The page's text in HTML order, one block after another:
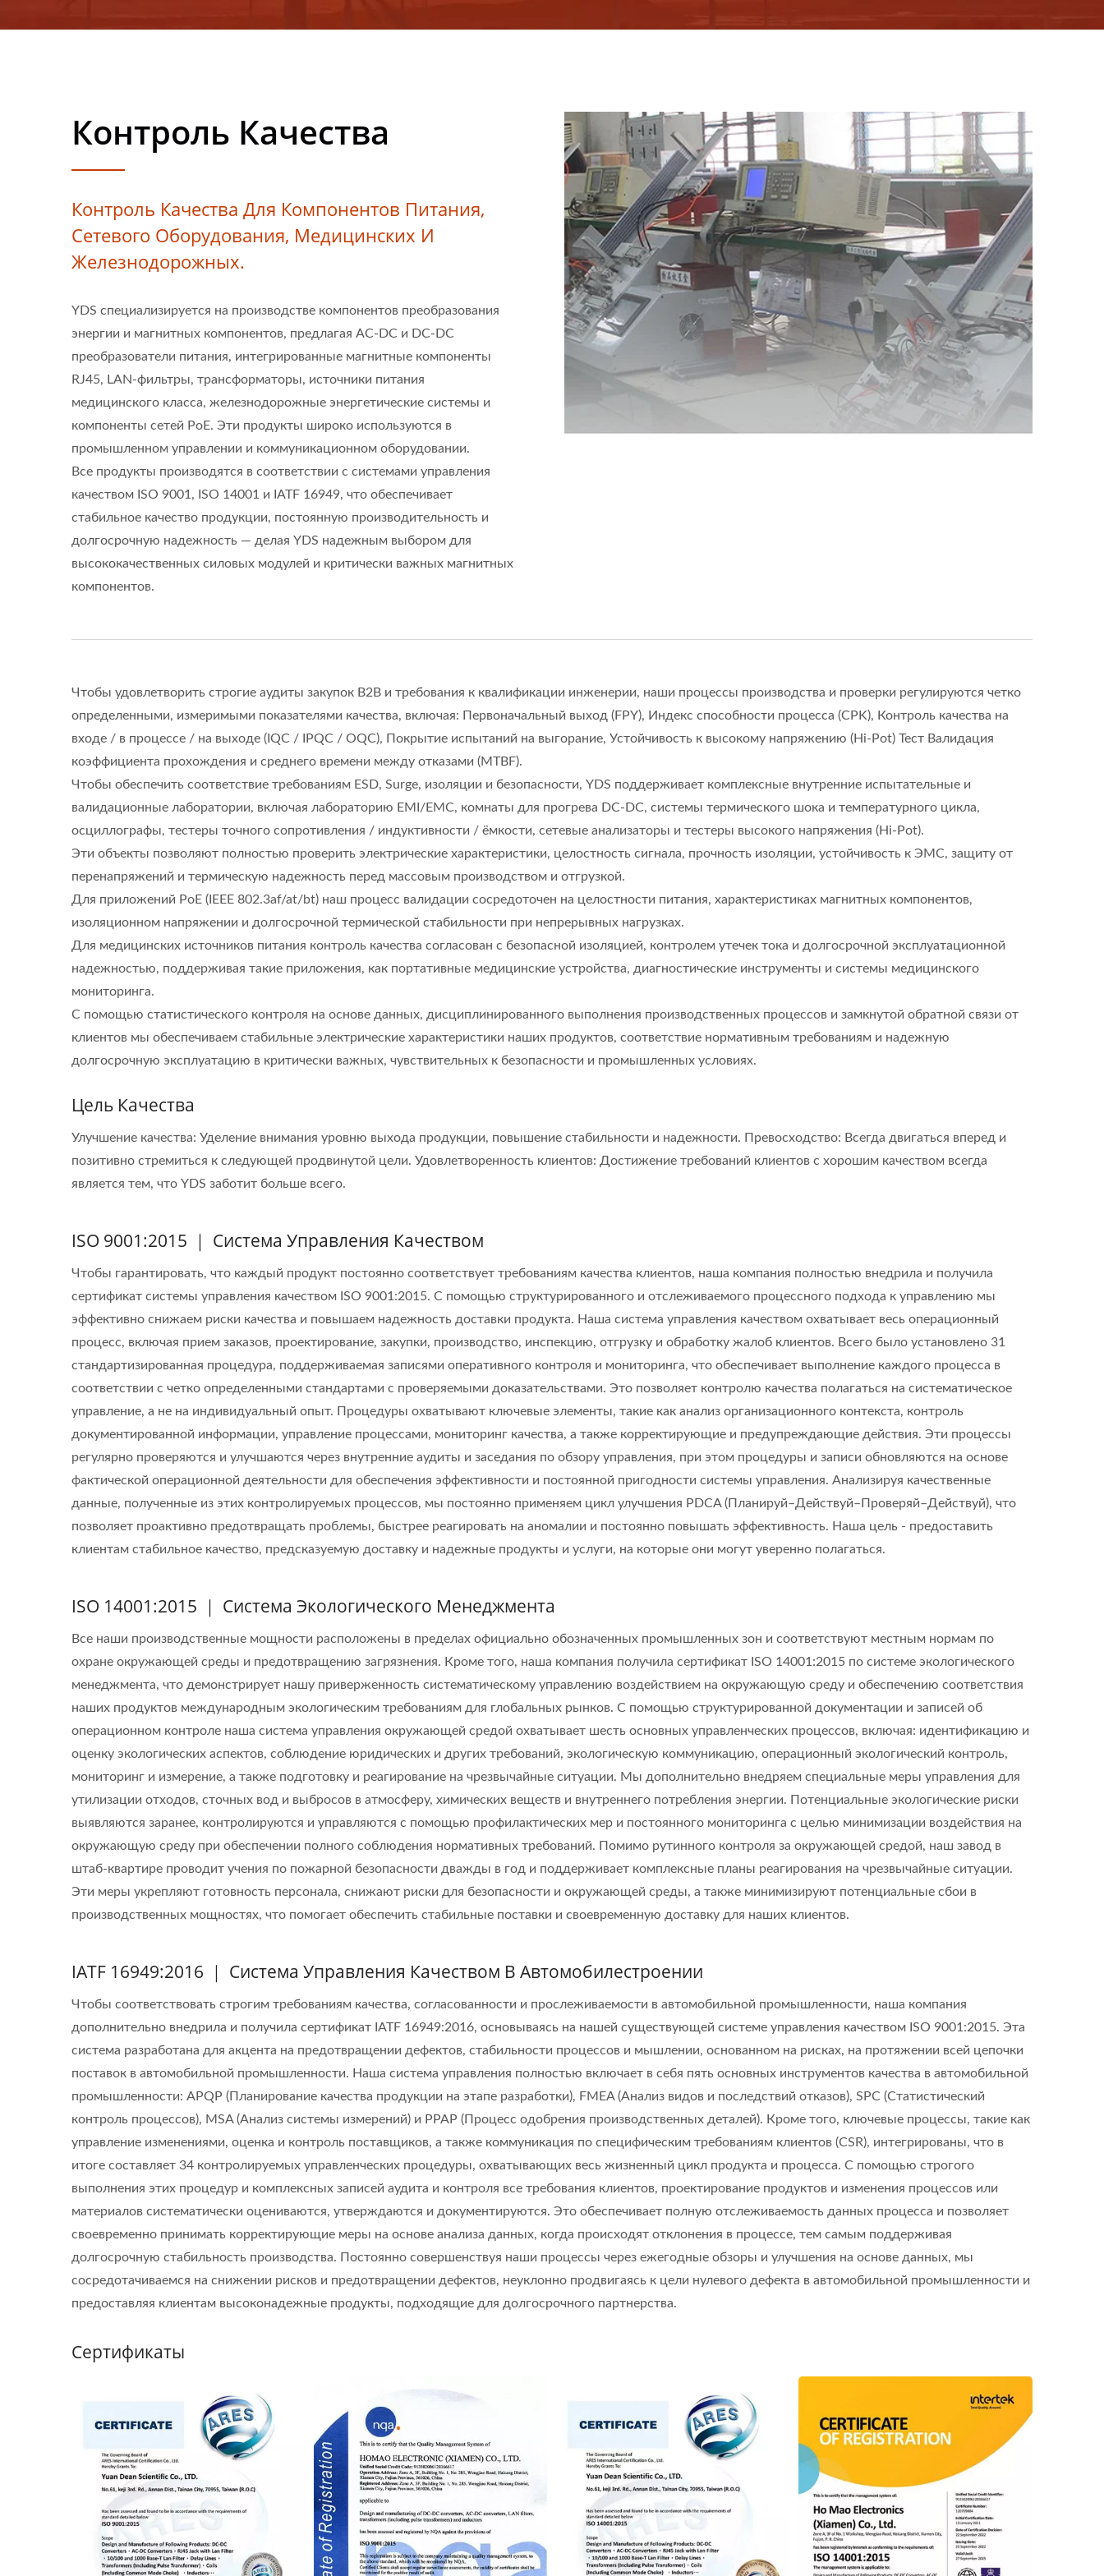
Контроль Качества
Контроль Качества Для Компонентов Питания,
Сетевого Оборудования, Медицинских И
Железнодорожных.
YDS специализируется на производстве компонентов преобразования
энергии и магнитных компонентов, предлагая AC-DC и DC-DC
преобразователи питания, интегрированные магнитные компоненты
RJ45, LAN-фильтры, трансформаторы, источники питания
медицинского класса, железнодорожные энергетические системы и
компоненты сетей PoE. Эти продукты широко используются в
промышленном управлении и коммуникационном оборудовании.
Все продукты производятся в соответствии с системами управления
качеством ISO 9001, ISO 14001 и IATF 16949, что обеспечивает
стабильное качество продукции, постоянную производительность и
долгосрочную надежность — делая YDS надежным выбором для
высококачественных силовых модулей и критически важных магнитных
компонентов.
Чтобы удовлетворить строгие аудиты закупок B2B и требования к квалификации инженерии, наши процессы производства и проверки регулируются четко
определенными, измеримыми показателями качества, включая: Первоначальный выход (FPY), Индекс способности процесса (CPK), Контроль качества на
входе / в процессе / на выходе (IQC / IPQC / OQC), Покрытие испытаний на выгорание, Устойчивость к высокому напряжению (Hi-Pot) Тест Валидация
коэффициента прохождения и среднего времени между отказами (MTBF).
Чтобы обеспечить соответствие требованиям ESD, Surge, изоляции и безопасности, YDS поддерживает комплексные внутренние испытательные и
валидационные лаборатории, включая лабораторию EMI/EMC, комнаты для прогрева DC-DC, системы термического шока и температурного цикла,
осциллографы, тестеры точного сопротивления / индуктивности / ёмкости, сетевые анализаторы и тестеры высокого напряжения (Hi-Pot).
Эти объекты позволяют полностью проверить электрические характеристики, целостность сигнала, прочность изоляции, устойчивость к ЭМС, защиту от
перенапряжений и термическую надежность перед массовым производством и отгрузкой.
Для приложений PoE (IEEE 802.3af/at/bt) наш процесс валидации сосредоточен на целостности питания, характеристиках магнитных компонентов,
изоляционном напряжении и долгосрочной термической стабильности при непрерывных нагрузках.
Для медицинских источников питания контроль качества согласован с безопасной изоляцией, контролем утечек тока и долгосрочной эксплуатационной
надежностью, поддерживая такие приложения, как портативные медицинские устройства, диагностические инструменты и системы медицинского
мониторинга.
С помощью статистического контроля на основе данных, дисциплинированного выполнения производственных процессов и замкнутой обратной связи от
клиентов мы обеспечиваем стабильные электрические характеристики наших продуктов, соответствие нормативным требованиям и надежную
долгосрочную эксплуатацию в критически важных, чувствительных к безопасности и промышленных условиях.
Цель Качества
Улучшение качества: Уделение внимания уровню выхода продукции, повышение стабильности и надежности. Превосходство: Всегда двигаться вперед и
позитивно стремиться к следующей продвинутой цели. Удовлетворенность клиентов: Достижение требований клиентов с хорошим качеством всегда
является тем, что YDS заботит больше всего.
ISO 9001:2015 ｜ Система Управления Качеством
Чтобы гарантировать, что каждый продукт постоянно соответствует требованиям качества клиентов, наша компания полностью внедрила и получила
сертификат системы управления качеством ISO 9001:2015. С помощью структурированного и отслеживаемого процессного подхода к управлению мы
эффективно снижаем риски качества и повышаем надежность доставки продукта. Наша система управления качеством охватывает весь операционный
процесс, включая прием заказов, проектирование, закупки, производство, инспекцию, отгрузку и обработку жалоб клиентов. Всего было установлено 31
стандартизированная процедура, поддерживаемая записями оперативного контроля и мониторинга, что обеспечивает выполнение каждого процесса в
соответствии с четко определенными стандартами с проверяемыми доказательствами. Это позволяет контролю качества полагаться на систематическое
управление, а не на индивидуальный опыт. Процедуры охватывают ключевые элементы, такие как анализ организационного контекста, контроль
документированной информации, управление процессами, мониторинг качества, а также корректирующие и предупреждающие действия. Эти процессы
регулярно проверяются и улучшаются через внутренние аудиты и заседания по обзору управления, при этом процедуры и записи обновляются на основе
фактической операционной деятельности для обеспечения эффективности и постоянной пригодности системы управления. Анализируя качественные
данные, полученные из этих контролируемых процессов, мы постоянно применяем цикл улучшения PDCA (Планируй–Действуй–Проверяй–Действуй), что
позволяет проактивно предотвращать проблемы, быстрее реагировать на аномалии и постоянно повышать эффективность. Наша цель - предоставить
клиентам стабильное качество, предсказуемую доставку и надежные продукты и услуги, на которые они могут уверенно полагаться.
ISO 14001:2015 ｜ Система Экологического Менеджмента
Все наши производственные мощности расположены в пределах официально обозначенных промышленных зон и соответствуют местным нормам по
охране окружающей среды и предотвращению загрязнения. Кроме того, наша компания получила сертификат ISO 14001:2015 по системе экологического
менеджмента, что демонстрирует нашу приверженность систематическому управлению воздействием на окружающую среду и обеспечению соответствия
наших продуктов международным экологическим требованиям для глобальных рынков. С помощью структурированной документации и записей об
операционном контроле наша система управления окружающей средой охватывает шесть основных управленческих процессов, включая: идентификацию и
оценку экологических аспектов, соблюдение юридических и других требований, экологическую коммуникацию, операционный экологический контроль,
мониторинг и измерение, а также подготовку и реагирование на чрезвычайные ситуации. Мы дополнительно внедряем специальные меры управления для
утилизации отходов, сточных вод и выбросов в атмосферу, химических веществ и внутреннего потребления энергии. Потенциальные экологические риски
выявляются заранее, контролируются и управляются с помощью профилактических мер и постоянного мониторинга с целью минимизации воздействия на
окружающую среду при обеспечении полного соблюдения нормативных требований. Помимо рутинного контроля за окружающей средой, наш завод в
штаб-квартире проводит учения по пожарной безопасности дважды в год и поддерживает комплексные планы реагирования на чрезвычайные ситуации.
Эти меры укрепляют готовность персонала, снижают риски для безопасности и окружающей среды, а также минимизируют потенциальные сбои в
производственных мощностях, что помогает обеспечить стабильные поставки и своевременную доставку для наших клиентов.
IATF 16949:2016 ｜ Система Управления Качеством В Автомобилестроении
Чтобы соответствовать строгим требованиям качества, согласованности и прослеживаемости в автомобильной промышленности, наша компания
дополнительно внедрила и получила сертификат IATF 16949:2016, основываясь на нашей существующей системе управления качеством ISO 9001:2015. Эта
система разработана для акцента на предотвращении дефектов, стабильности процессов и мышлении, основанном на рисках, на протяжении всей цепочки
поставок в автомобильной промышленности. Наша система управления полностью включает в себя пять основных инструментов качества в автомобильной
промышленности: APQP (Планирование качества продукции на этапе разработки), FMEA (Анализ видов и последствий отказов), SPC (Статистический
контроль процессов), MSA (Анализ системы измерений) и PPAP (Процесс одобрения производственных деталей). Кроме того, ключевые процессы, такие как
управление изменениями, оценка и контроль поставщиков, а также коммуникация по специфическим требованиям клиентов (CSR), интегрированы, что в
итоге составляет 34 контролируемых управленческих процедуры, охватывающих весь жизненный цикл продукта и процесса. С помощью строгого
выполнения этих процедур и комплексных записей аудита и контроля все требования клиентов, проектирование продуктов и изменения процессов или
материалов систематически оцениваются, утверждаются и документируются. Это обеспечивает полную отслеживаемость данных процесса и позволяет
своевременно принимать корректирующие меры на основе анализа данных, когда происходят отклонения в процессе, тем самым поддерживая
долгосрочную стабильность производства. Постоянно совершенствуя наши процессы через ежегодные обзоры и улучшения на основе данных, мы
сосредотачиваемся на снижении рисков и предотвращении дефектов, неуклонно продвигаясь к цели нулевого дефекта в автомобильной промышленности и
предоставляя клиентам высоконадежные продукты, подходящие для долгосрочного партнерства.
Сертификаты